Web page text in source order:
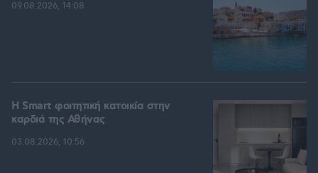
09.08.2026, 14:08
Η Smart φοιτητική κατοικία στην
καρδιά της Αθήνας
03.08.2026, 10:56